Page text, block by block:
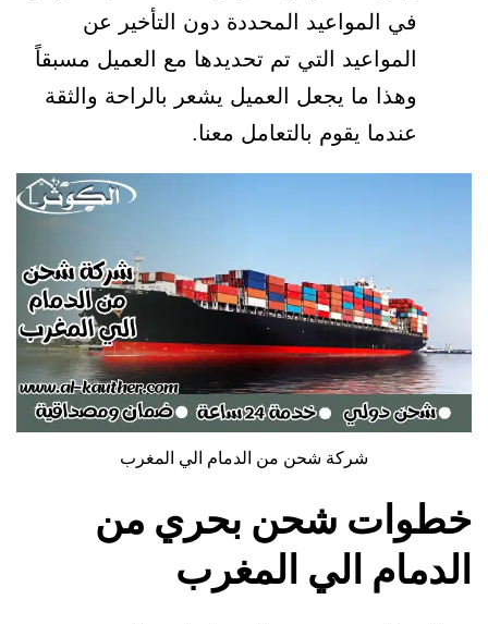
في المواعيد المحددة دون التأخير عن
المواعيد التي تم تحديدها مع العميل مسبقاً
وهذا ما يجعل العميل يشعر بالراحة والثقة
عندما يقوم بالتعامل معنا.
شركة شحن من الدمام الي المغرب
خطوات شحن بحري من
الدمام الي المغرب